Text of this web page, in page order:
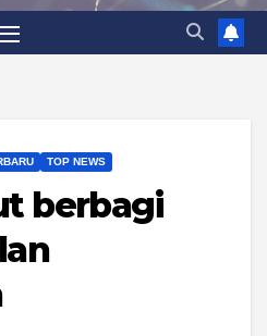
TOP NEWS
berbagi